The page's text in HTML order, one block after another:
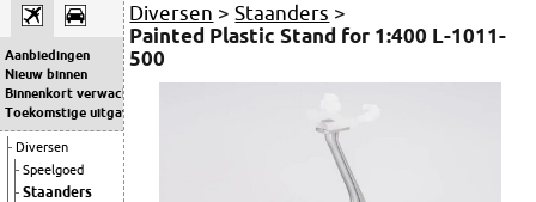
Aanbiedingen
Nieuw binnen
Binnenkort verwacht
Toekomstige uitgaven
Diversen
Speelgoed
Staanders
Diversen >Staanders >
Painted Plastic Stand for 1:400 L-1011-
500